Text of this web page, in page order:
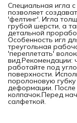
Специальная игла
позволяет
'фелтинг'. Игла
грубой шерсти, а
детальной
Особенность игл
треугольная
'переплетать'
вид.Рекомендации:
работайте под
поверхности.
поролоновую
деформации.
колпачок.Перед
салфеткой.